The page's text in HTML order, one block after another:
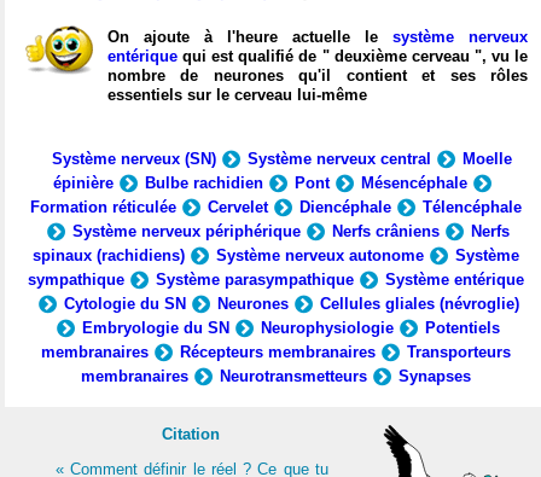
On ajoute à l'heure actuelle le système nerveux
entérique qui est qualifié de " deuxième cerveau ", vu le
nombre de neurones qu'il contient et ses rôles
essentiels sur le cerveau lui-même
Système nerveux (SN) Système nerveux central
Moelle
épinière
Bulbe rachidien Pont
Mésencéphale
Formation réticulée
Cervelet Diencéphale
Télencéphale
Système nerveux périphérique
Nerfs crâniens
Nerfs
spinaux (rachidiens)
Système nerveux autonome
Système
sympathique
Système parasympathique
Système entérique
Cytologie du SN
Neurones
Cellules gliales (névroglie)
Embryologie du SN
Neurophysiologie
Potentiels
membranaires
Récepteurs membranaires
Transporteurs
membranaires
Neurotransmetteurs Synapses
Citation
« Comment définir le réel ? Ce que tu